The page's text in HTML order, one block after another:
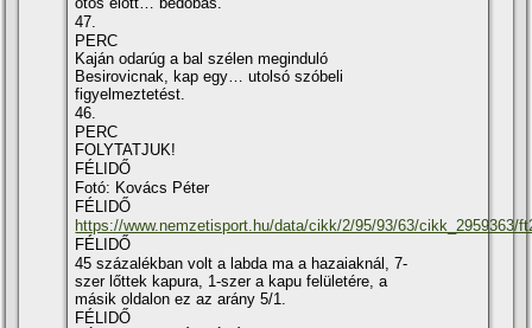
47.
PERC
Kaján odarúg a bal szélen meginduló
Besirovicnak, kap egy… utolsó szóbeli
figyelmeztetést.
46.
PERC
FOLYTATJUK!
FÉLIDŐ
Fotó: Kovács Péter
FÉLIDŐ
https://www.nemzetisport.hu/data/cikk/2/95/93/63/cikk_2959363/
FÉLIDŐ
45 százalékban volt a labda ma a hazaiaknál, 7-
szer lőttek kapura, 1-szer a kapu felületére, a
másik oldalon ez az arány 5/1.
FÉLIDŐ